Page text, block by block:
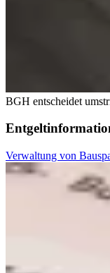
BGH entscheidet
Verwaltung von